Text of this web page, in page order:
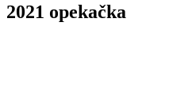
2021 opekačka